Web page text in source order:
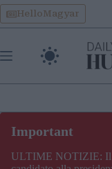
Skip
to
content
HelloMagyar
ULTIME NOTIZIE: Il